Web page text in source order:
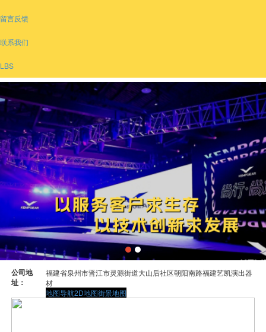
留言反馈
联系我们
LBS
公司地
址：
福建省泉州市晋江市灵源街道大山后社区朝阳南路福建艺凯演出器
材
地图导航2D地图街景地图